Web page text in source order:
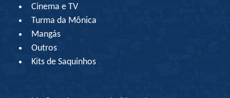
Cinema e TV
Turma da Mônica
Mangás
Outros
Kits de Saquinhos